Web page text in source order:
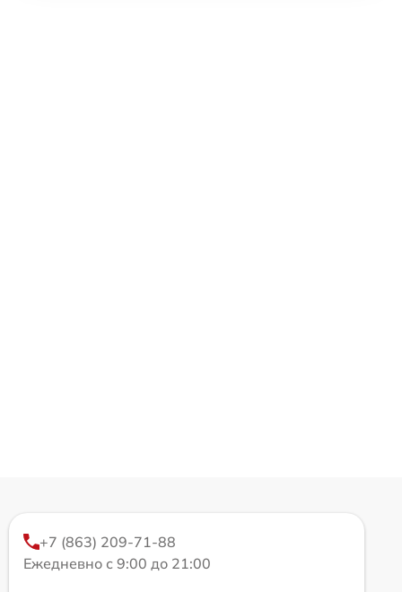
+7 (863) 209-71-88
Ежедневно с 9:00 до 21:00